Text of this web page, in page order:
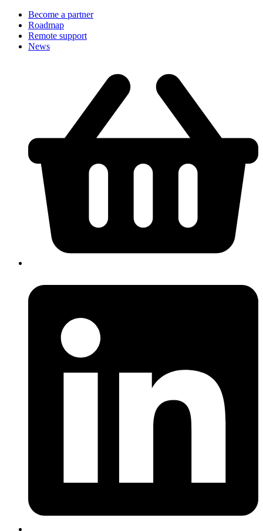
Become a partner
Roadmap
Remote support
News